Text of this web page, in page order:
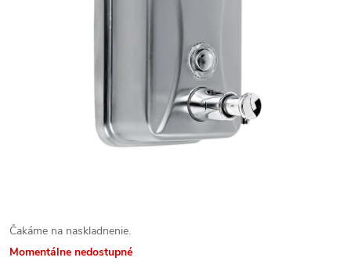
Čakáme na naskladnenie.
Momentálne nedostupné